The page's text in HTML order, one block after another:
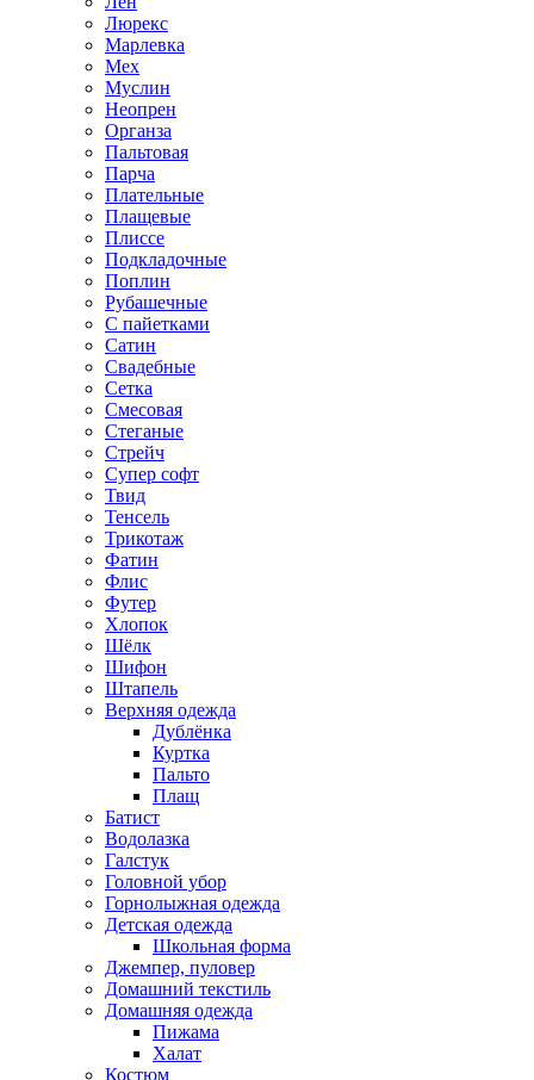
Люрекс
Марлевка
Мех
Муслин
Неопрен
Органза
Пальтовая
Парча
Плательные
Плащевые
Плиссе
Подкладочные
Поплин
Рубашечные
С пайетками
Сатин
Свадебные
Сетка
Смесовая
Стеганые
Стрейч
Супер софт
Твид
Тенсель
Трикотаж
Фатин
Флис
Футер
Хлопок
Шёлк
Шифон
Штапель
Верхняя одежда
Дублёнка
Куртка
Пальто
Плащ
Батист
Водолазка
Галстук
Головной убор
Горнолыжная одежда
Детская одежда
Школьная форма
Джемпер, пуловер
Домашний текстиль
Домашняя одежда
Пижама
Халат
Костюм